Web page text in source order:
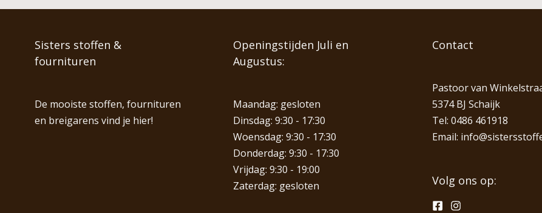
Sisters stoffen &
fournituren
De mooiste stoffen, fournituren
en breigarens vind je hier!
Openingstijden Juli en
Augustus:
Maandag: gesloten
Dinsdag: 9:30 - 17:30
Woensdag: 9:30 - 17:30
Donderdag: 9:30 - 17:30
Vrijdag: 9:30 - 19:00
Zaterdag: gesloten
Contact
Pastoor van
5374 BJ Schaijk
Tel: 0486 461918
Email:
Volg ons op: